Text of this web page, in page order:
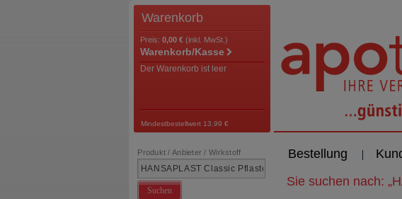
Warenkorb
Preis: 0,00 € (inkl. MwSt.)
Warenkorb/Kasse
Der Warenkorb ist leer
Mindestbestellwert 13,99 €
Bestellung
Produkt / Anbieter / Wirkstoff
Suchen
Sie suchen nach: „